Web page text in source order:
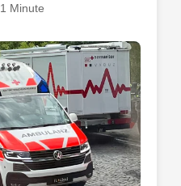
1 Minute